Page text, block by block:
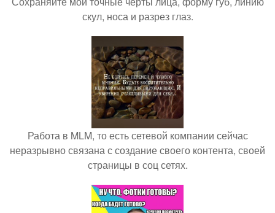
скул, носа и разрез глаз.
Работа в MLM, то есть сетевой компании сейчас
неразрывно связана с создание своего контента, своей
страницы в соц сетях.